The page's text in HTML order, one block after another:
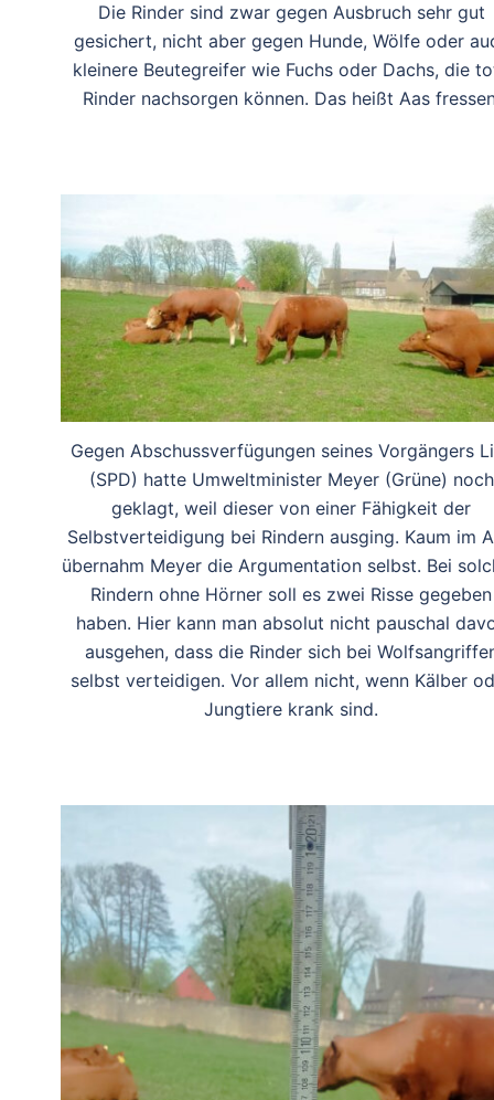
Die Rinder sind zwar gegen Ausbruch sehr gut
gesichert, nicht aber gegen Hunde, Wölfe oder
kleinere Beutegreifer wie Fuchs oder Dachs, die
Rinder nachsorgen können. Das heißt Aas
Gegen Abschussverfügungen seines Vorgängers
(SPD) hatte Umweltminister Meyer (Grüne) noch
geklagt, weil dieser von einer Fähigkeit der
Selbstverteidigung bei Rindern ausging. Kaum im
übernahm Meyer die Argumentation selbst. Bei
Rindern ohne Hörner soll es zwei Risse gegeben
haben. Hier kann man absolut nicht pauschal
ausgehen, dass die Rinder sich bei
selbst verteidigen. Vor allem nicht, wenn Kälber
Jungtiere krank sind.